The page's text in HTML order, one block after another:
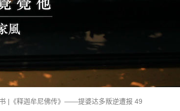
|《释迦牟尼佛传》——提婆达多叛逆遭报 49